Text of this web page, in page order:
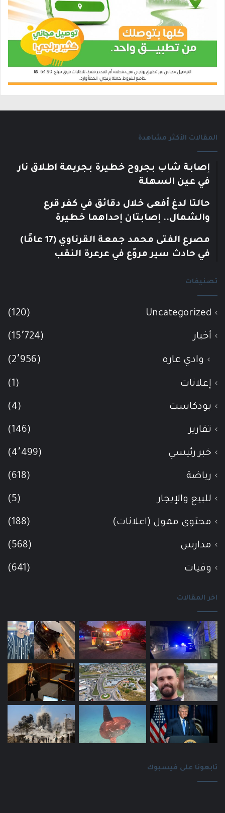
المقالات الأكثر مشاهدة
إصابة شاب بجروح خطيرة بجريمة اطلاق نار
في عين السهلة
حالتا لدغ أفعى خلال دقائق في كفر قرع
والشمال.. إصابتان إحداهما خطيرة
مصرع الفتى محمد جمعة القرناوي (17 عامًا)
في حادث سير مروّع في عرعرة النقب
تصنيفات
Uncategorized
(120)
أخبار (15٬724)
وادي عاره (2٬956)
إعلانات (1)
بودكاست (4)
تقارير (146)
خبر رئيسي (4٬499)
رياضة (618)
للبيع والإيجار (5)
محتوى ممول (اعلانات) (188)
مدارس (568)
وفيات (641)
اخر المقالات
تابعونا على فيسبوك